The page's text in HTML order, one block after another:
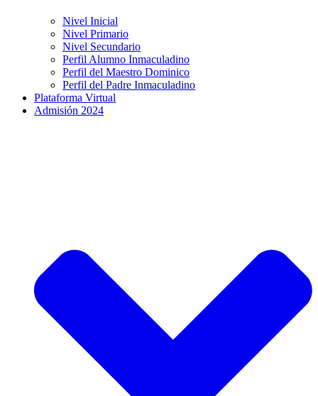
Nivel Inicial
Nivel Primario
Nivel Secundario
Perfil Alumno Inmaculadino
Perfil del Maestro Dominico
Perfil del Padre Inmaculadino
Plataforma Virtual
Admisión 2024